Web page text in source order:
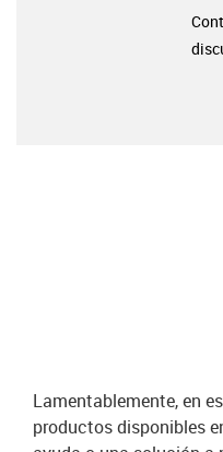
Lamentablemente, en
productos disponibles